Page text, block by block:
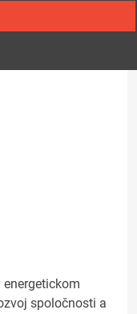
energetickom
spoločnosti a